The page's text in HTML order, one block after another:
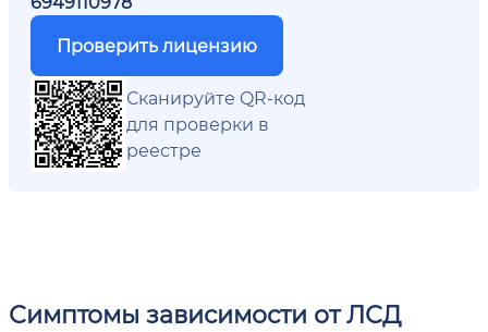
Проверить лицензию
Сканируйте QR-код
для проверки в
реестре
Симптомы зависимости от ЛСД